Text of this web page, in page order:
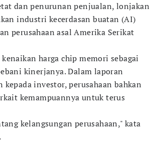
dan penurunan penjualan, lonjakan
industri kecerdasan buatan (AI)
perusahaan asal Amerika Serikat
harga chip memori sebagai
kinerjanya. Dalam laporan
investor, perusahaan bahkan
kemampuannya untuk terus
kelangsungan perusahaan," kata